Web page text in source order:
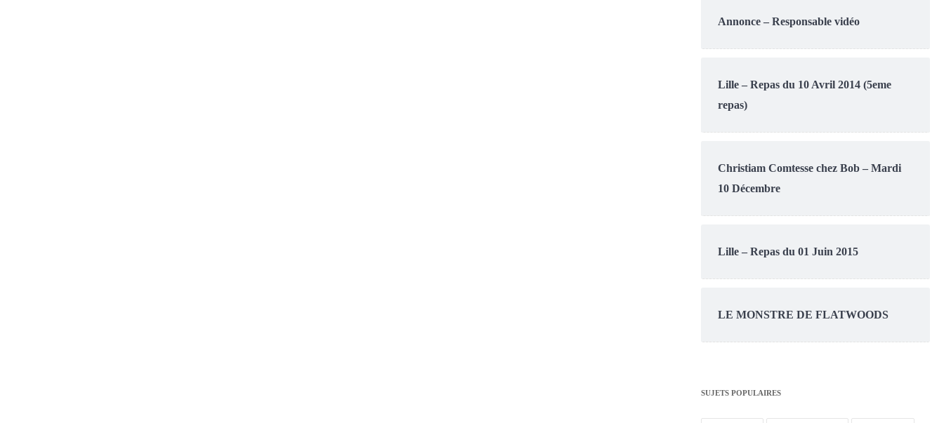
Annonce – Responsable vidéo
Lille – Repas du 10 Avril 2014 (5eme
repas)
Christiam Comtesse chez Bob – Mardi
10 Décembre
Lille – Repas du 01 Juin 2015
LE MONSTRE DE FLATWOODS
SUJETS POPULAIRES